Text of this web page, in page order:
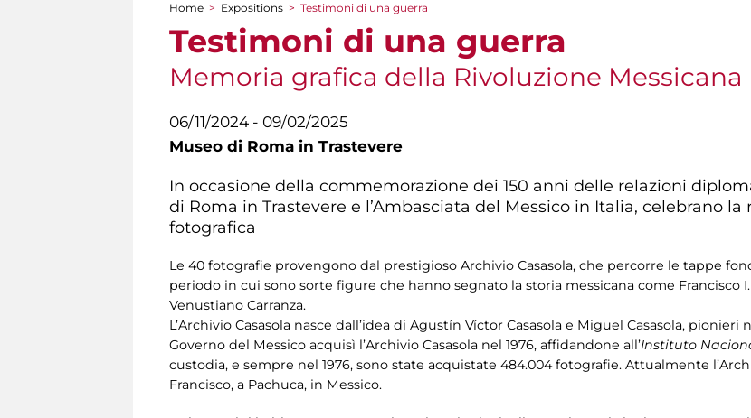
You are here
Home > Expositions > Testimoni di una guerra
Testimoni di una guerra
Memoria grafica della Rivoluzione Messicana
06/11/2024 - 09/02/2025
Museo di Roma in Trastevere
In occasione della commemorazione dei 150 anni delle relazioni
di Roma in Trastevere e l’Ambasciata del Messico in Italia, celebrano
fotografica
Le 40 fotografie provengono dal prestigioso Archivio Casasola, che percorre le tappe
periodo in cui sono sorte figure che hanno segnato la storia messicana come Francisco
Venustiano Carranza.
L’Archivio Casasola nasce dall’idea di Agustín Víctor Casasola e Miguel Casasola,
Governo del Messico acquisì l’Archivio Casasola nel 1976, affidandone all’Instituto
custodia, e sempre nel 1976, sono state acquistate 484.004 fotografie. Attualmente
Francisco, a Pachuca, in Messico.